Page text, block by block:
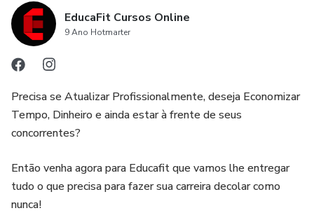
EducaFit Cursos Online
9 Ano Hotmarter
Precisa se Atualizar Profissionalmente, deseja Economizar
Tempo, Dinheiro e ainda estar à frente de seus
concorrentes?
Então venha agora para Educafit que vamos lhe entregar
tudo o que precisa para fazer sua carreira decolar como
nunca!